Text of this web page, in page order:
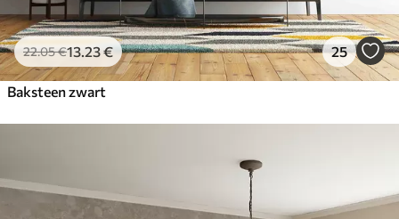
22.05€13.23€ 25
Baksteen zwart